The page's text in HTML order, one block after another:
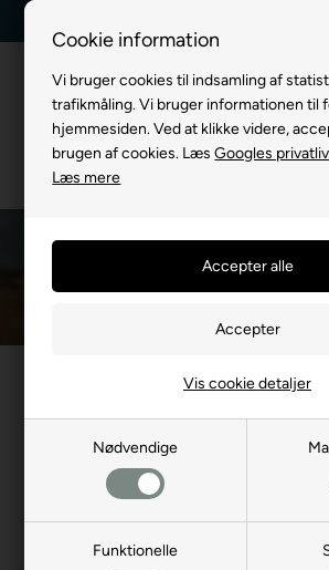
Cookie information
Vi bruger cookies til indsamling af
trafikmåling. Vi bruger informationen til
hjemmesiden. Ved at klikke videre,
brugen af cookies. LæsGoogles
Læs mere
Nødvendige
Funktionelle
Vis cookie detaljer
Kølende Legetøj &
Du er her:TIL HUND/Køling af Hund/Kølende
Mest populære i
Legetøj &